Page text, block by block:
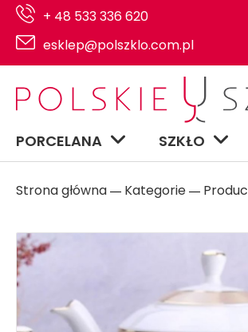
+ 48 533 336 620
esklep@polszklo.com.pl
PORCELANA SZKŁO
Strona główna ― Kategorie ―